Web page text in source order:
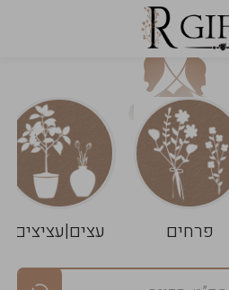
פרחים עצים|עציצים